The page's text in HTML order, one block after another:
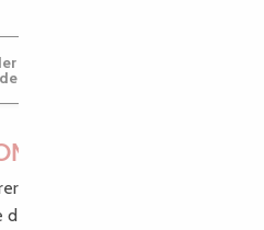
guten Tipps und
Granit Rose, melden Sie